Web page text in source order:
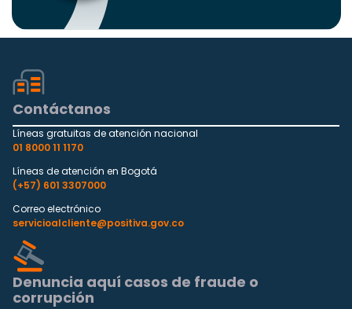
Contáctanos
Líneas gratuitas de atención nacional
01 8000 11 1170
Líneas de atención en Bogotá
(+57) 601 3307000
Correo electrónico
servicioalcliente@positiva.gov.co
Denuncia aquí casos de fraude o
corrupción